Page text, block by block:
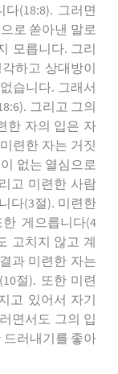
(18:8). 그러면
로 쏟아낸 말로
모릅니다. 그리
하고 상대방이
습니다. 그래서
그리고 그의
한 자의 입은 자
련한 자는 거짓
없는 열심으로
고 미련한 사람
다(3절). 미련한
게으릅니다(4
고치지 않고 계
과 미련한 자는
절). 또한 미련
고 있어서 자기
면서도 그의 입
드러내기를 좋아